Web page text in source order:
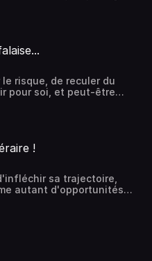
encore de dresser la
journée... Hébergé par
risque, de reculer du
pour soi, et peut-être
par Audiomeans.
de-confidentialite pour
!
sa trajectoire,
autant d'opportunités
nouveaux paysages...
plus captivant...!
pour plus